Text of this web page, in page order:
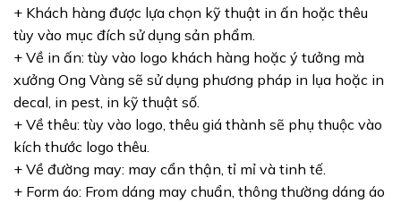
+ Khách hàng được lựa chọn kỹ thuật in ấn hoặc thêu
tùy vào mục đích sử dụng sản phẩm.
+ Về in ấn: tùy vào logo khách hàng hoặc ý tưởng mà
xưởng Ong Vàng sẽ sử dụng phương pháp in lụa hoặc in
decal, in pest, in kỹ thuật số.
+ Về thêu: tùy vào logo, thêu giá thành sẽ phụ thuộc vào
kích thước logo thêu.
+ Về đường may: may cẩn thận, tỉ mỉ và tinh tế.
+ Form áo: From dáng may chuẩn, thông thường dáng áo